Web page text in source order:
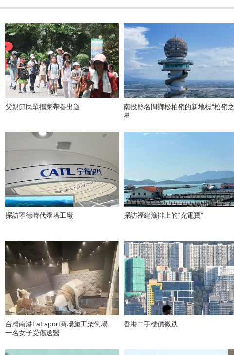
父親節民眾攜家帶眷出遊
南投縣名間鄉松柏嶺的新地標“松嶺之
星”
探訪寧德時代燈塔工廠 探訪福建漁排上的“充電寶”
台灣南港LaLaport商場施工架倒塌
一名女子受傷送醫
香港二手樓價微跌